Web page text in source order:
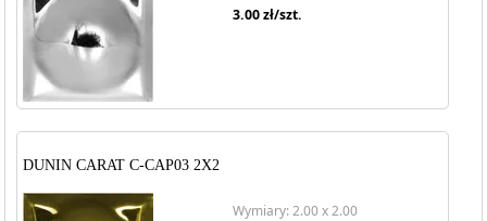
3.00zł/szt.
DUNIN CARAT C-CAP03 2X2
Wymiary: 2.00 x 2.00